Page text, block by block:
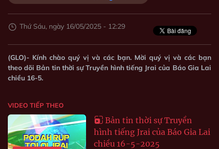
Thứ Sáu, ngày 16/05/2025 - 12:29
(GLO)- Kính chào quý vị và các bạn. Mời quý vị và các bạn
theo dõi Bản tin thời sự Truyền hình tiếng Jrai của Báo Gia Lai
chiều 16-5.
VIDEO TIẾP THEO
Bản tin thời sự Truyền
hình tiếng Jrai của Báo Gia Lai
chiều 16-5-2025